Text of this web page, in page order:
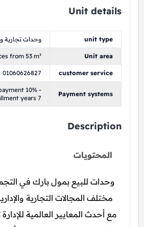
Unit details
unit type وحدات تجارية و
Unit area
from 53 m²
customer service
01060626827
Payment systems
10% -
years 7
Description
المحتويات
وحدات للبيع بمول بارك في
مختلف المجالات التجارية
مع أحدث المعايير العالمية